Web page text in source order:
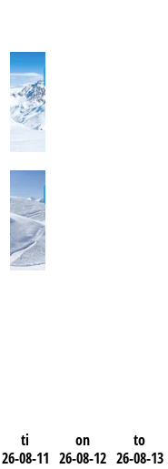
ti
26-08-11
on
26-08-12
to
26-08-13